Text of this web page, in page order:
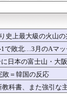
した
で“大きい口でピザ
の精神構造
たという誰も知ら
かれ… 安保政策の
アドラーの進路確
ゲームにゲーマー
ｗｗｗwwww
史上最大級の火山
で敗北…3月のAマ
日本の富士山・大
敗＝韓国の反応
科書、また強引な